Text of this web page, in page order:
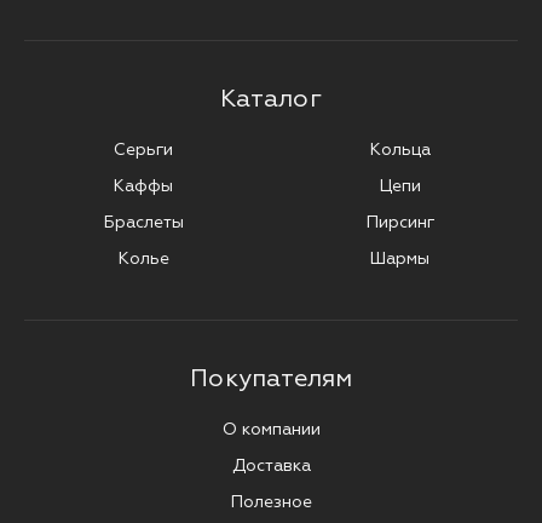
Каталог
Серьги
Каффы
Браслеты
Колье
Кольца
Цепи
Пирсинг
Шармы
Покупателям
О компании
Доставка
Полезное